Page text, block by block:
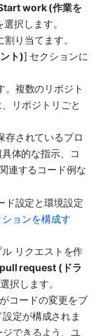
work (作業を
選択します。
割り当てます。
ト)] セクションに
。複数のリポジト
、リポジトリごと
存されているプロ
体的な指示、コ
連するコード例な
ド設定と環境設定
ョンを構成す
リクエストを作
request (ドラ
択します。
がコードの変更をブ
定が構成されま
できるよう、ユ